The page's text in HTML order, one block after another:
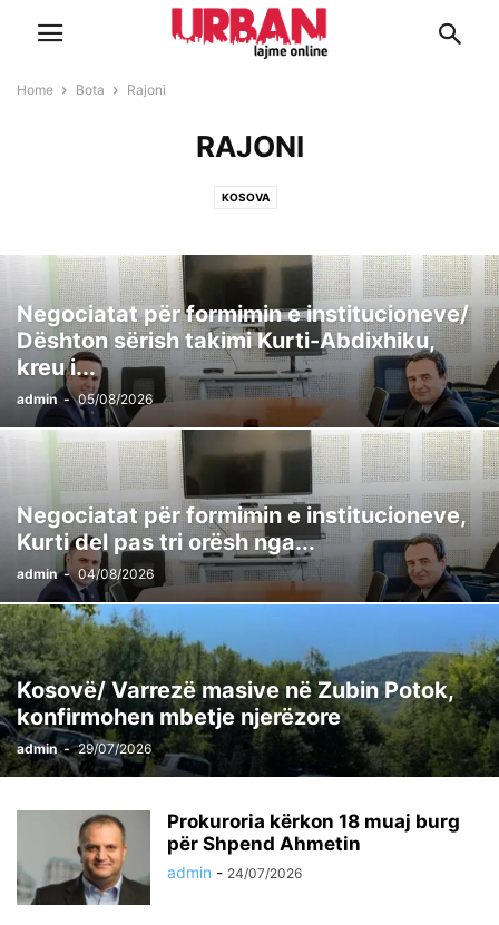
Home Bota Rajoni
RAJONI
KOSOVA
Negociatat për formimin e institucioneve/
Dështon sërish takimi Kurti-Abdixhiku,
kreu i...
admin - 05/08/2026
Negociatat për formimin e institucioneve,
Kurti del pas tri orësh nga...
admin - 04/08/2026
Kosovë/ Varrezë masive në Zubin Potok,
konfirmohen mbetje njerëzore
admin - 29/07/2026
Prokuroria kërkon 18 muaj burg
për Shpend Ahmetin
admin - 24/07/2026